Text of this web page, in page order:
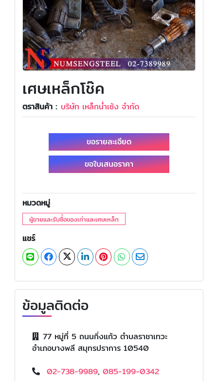
เศษเหล็กโช๊ค
ตราสินค้า : บริษัท เหล็กน่ำเซ้ง จำกัด
ขอรายละเอียด
ขอใบเสนอราคา
หมวดหมู่
ผู้ขายและรับซื้อของเก่าและเศษเหล็ก
แชร์
ข้อมูลติดต่อ
77 หมู่ที่ 5 ถนนกิ่งแก้ว ตำบลราชาเทวะ
อำเภอบางพลี สมุทรปราการ 10540
02-738-9989, 085-199-0342